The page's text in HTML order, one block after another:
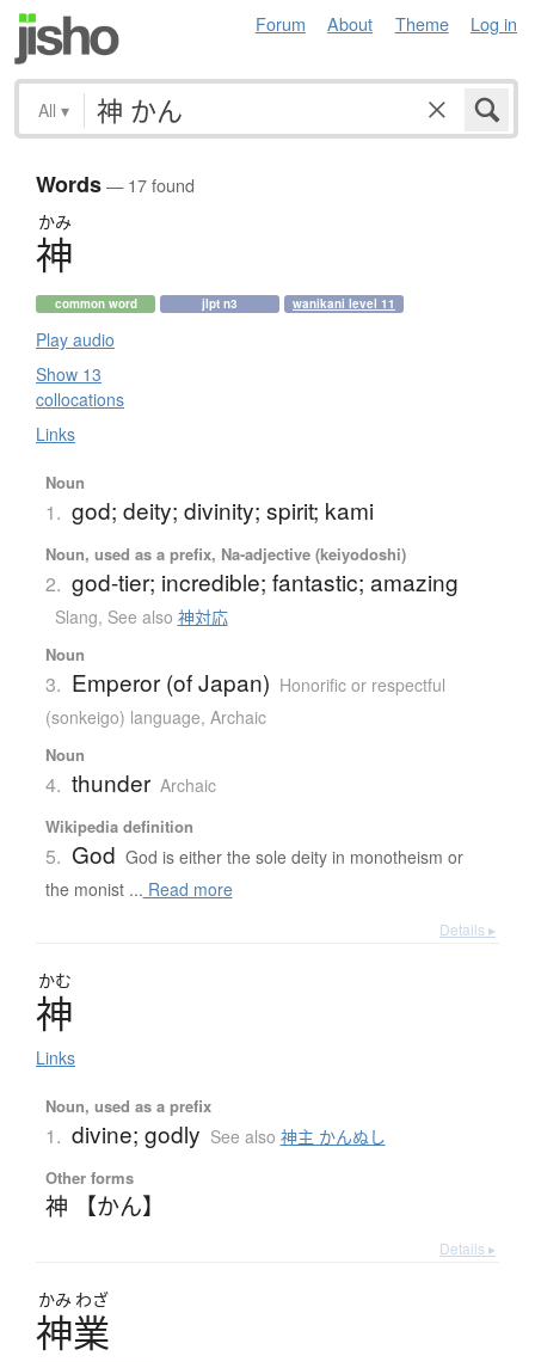
Forum About Theme Log in
All ▾
Words— 17 found
かみ
神
common word jlpt n3 wanikani level 11
Play audio
Show 13
collocations
Links
Noun
1. god; deity; divinity; spirit; kami
Noun, used as a prefix, Na-adjective (keiyodoshi)
2. god-tier; incredible; fantastic; amazing
Slang, See also 神対応
Noun
3. Emperor (of Japan) Honorific or respectful
(sonkeigo) language, Archaic
Noun
4. thunder Archaic
Wikipedia definition
5. God God is either the sole deity in monotheism or
the monist ... Read more
Details ▸
かむ
神
Links
Noun, used as a prefix
1. divine; godly See also 神主 かんぬし
Other forms
神 【かん】
Details ▸
かみ わざ
神業